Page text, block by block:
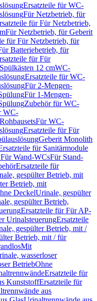
Ersatzteile für WC-
Für Netzbetrieb, für
für Für Netzbetrieb,
Für Netzbetrieb, für Geberit
für Für Netzbetrieb, für
Batteriebetrieb, für
für Für
12 cmWC-
Ersatzteile für WC-
Für 2-Mengen-
Für 1-Mengen-
Zubehör für WC-
WC-
Für WC-
Ersatzteile für Für
Geberit Monolith
für Sanitärmodule
Wand-WCsFür Stand-
Ersatzteile für
gespülter Betrieb, mit
Betrieb, mit
DeckelUrinale, gespülter
gespülter Betrieb,
Ersatzteile für Für AP-
UrinalsteuerungErsatzteile
gespülter Betrieb, mit /
Betrieb, mit / für
Mit
wasserloser
BetriebOhne
Ersatzteile für
KunststoffErsatzteile für
aus